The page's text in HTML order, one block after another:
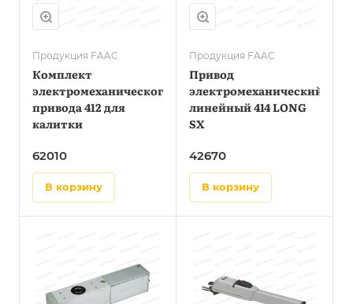
Продукция FAAC
Комплект
электромеханического
привода 412 для
калитки
62010
в корзину
Продукция FAAC
Привод
электромеханический
линейный 414 LONG
SX
42670
в корзину